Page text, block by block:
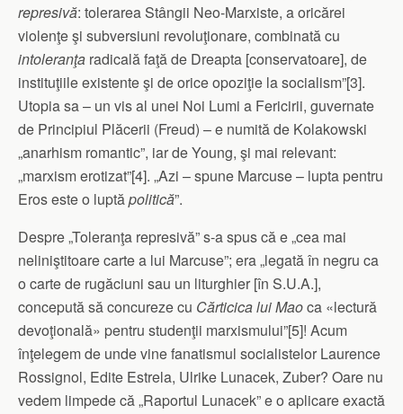
represivă: tolerarea Stângii Neo-Marxiste, a oricărei
violenţe şi subversiuni revoluţionare, combinată cu
intoleranţa radicală faţă de Dreapta [conservatoare], de
instituţiile existente şi de orice opoziţie la socialism”[3].
Utopia sa – un vis al unei Noi Lumi a Fericirii, guvernate
de Principiul Plăcerii (Freud) – e numită de Kolakowski
„anarhism romantic”, iar de Young, şi mai relevant:
„marxism erotizat”[4]. „Azi – spune Marcuse – lupta pentru
Eros este o luptăpolitică”.
Despre „Toleranţa represivă” s-a spus că e „cea mai
neliniştitoare carte a lui Marcuse”; era „legată în negru ca
o carte de rugăciuni sau un liturghier [în S.U.A.],
concepută să concureze cu Cărticica lui Maoca «lectură
devoţională» pentru studenţii marxismului”[5]! Acum
înţelegem de unde vine fanatismul socialistelor Laurence
Rossignol, Edite Estrela, Ulrike Lunacek, Zuber? Oare nu
vedem limpede că „Raportul Lunacek” e o aplicare exactă